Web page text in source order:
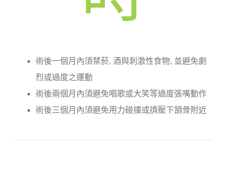
術後一個月內須禁菸, 酒與刺激性食物, 並避免劇
烈或過度之運動
術後兩個月內須避免唱歌或大笑等過度張嘴動作
術後三個月內須避免用力碰撞或擠壓下頷骨附近